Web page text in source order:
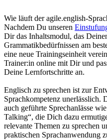
Wie läuft der agile.english-
Nachdem Du unseren
Dir das Inhaltsmodul, das
Grammatikbedürfnissen am
eine neue Trainingseinheit
Trainer:in online mit Dir und
Deine Lernfortschritte an.
Englisch zu sprechen ist zur
Sprachkompetenz unerlässlich.
auch geführte Sprechanlässe
Talking“, die Dich dazu
relevante Themen zu sprechen
praktischen Sprachanwendung